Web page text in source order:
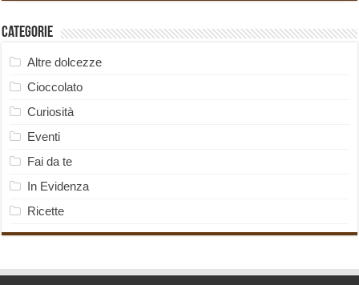
Categorie
Altre dolcezze
Cioccolato
Curiosità
Eventi
Fai da te
In Evidenza
Ricette